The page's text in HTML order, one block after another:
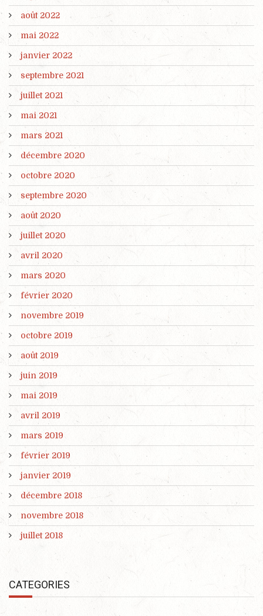
août 2022
mai 2022
janvier 2022
septembre 2021
juillet 2021
mai 2021
mars 2021
décembre 2020
octobre 2020
septembre 2020
août 2020
juillet 2020
avril 2020
mars 2020
février 2020
novembre 2019
octobre 2019
août 2019
juin 2019
mai 2019
avril 2019
mars 2019
février 2019
janvier 2019
décembre 2018
novembre 2018
juillet 2018
CATEGORIES